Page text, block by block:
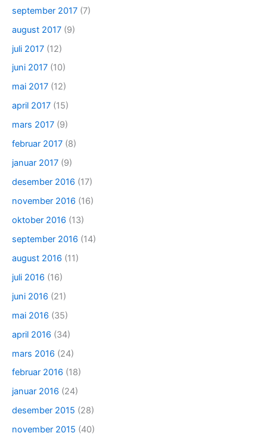
september 2017 (7)
august 2017 (9)
juli 2017 (12)
juni 2017 (10)
mai 2017 (12)
april 2017 (15)
mars 2017 (9)
februar 2017 (8)
januar 2017 (9)
desember 2016 (17)
november 2016 (16)
oktober 2016 (13)
september 2016 (14)
august 2016 (11)
juli 2016 (16)
juni 2016 (21)
mai 2016 (35)
april 2016 (34)
mars 2016 (24)
februar 2016 (18)
januar 2016 (24)
desember 2015 (28)
november 2015 (40)